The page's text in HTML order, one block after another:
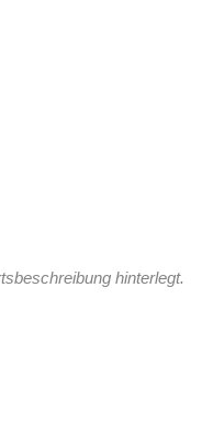
hinterlegt.